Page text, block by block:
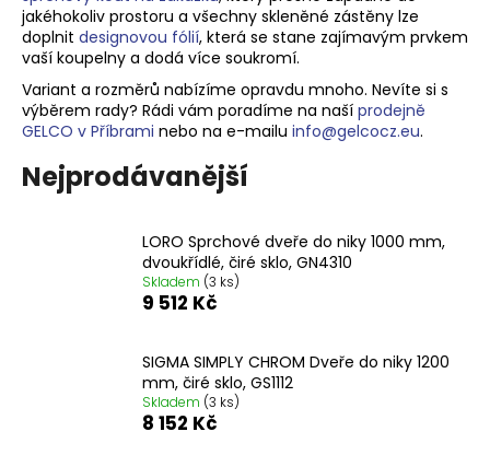
jakéhokoliv prostoru a všechny skleněné zástěny lze
doplnit designovou fólií, která se stane zajímavým prvkem
vaší koupelny a dodá více soukromí.
Variant a rozměrů nabízíme opravdu mnoho. Nevíte si s
výběrem rady? Rádi vám poradíme na naší prodejně
GELCO v Příbrami nebo na e-mailu info@gelcocz.eu.
Nejprodávanější
LORO Sprchové dveře do niky 1000 mm,
dvoukřídlé, čiré sklo, GN4310
Skladem (3 ks)
9 512 Kč
SIGMA SIMPLY CHROM Dveře do niky 1200
mm, čiré sklo, GS1112
Skladem (3 ks)
8 152 Kč
j
í
t
?